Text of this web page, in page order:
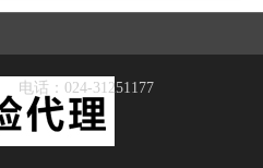
电话：024-31251177